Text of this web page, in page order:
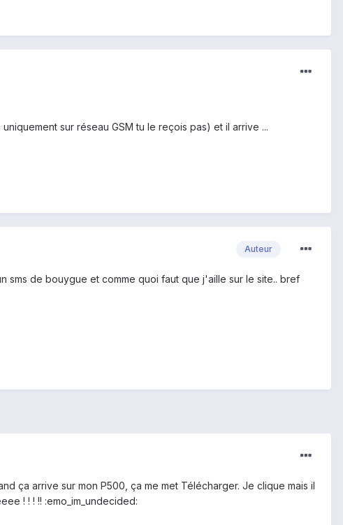
sur réseau GSM tu le reçois pas) et il arrive ...
Auteur
sms de bouygue et comme quoi faut que j'aille sur le site.. bref
ça arrive sur mon P500, ça me met Télécharger. Je clique mais il
! ! ! !! :emo_im_undecided: